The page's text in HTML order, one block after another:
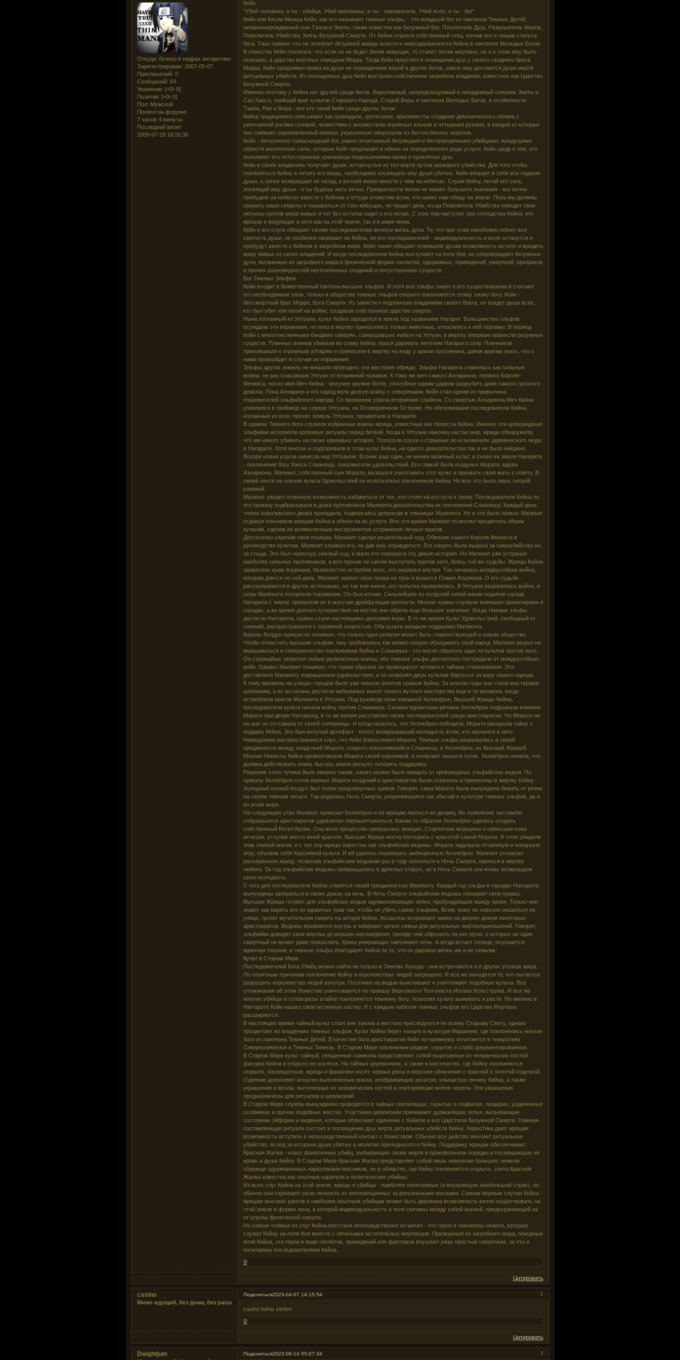
Откуда: бункер в недрах антарктики
Зарегистрирован: 2007-05-07
Приглашений: 0
Сообщений: 64
Уважение: [+0/-0]
Позитив: [+0/-0]
Пол: Мужской
Провел на форуме:
7 часов 4 минуты
Последний визит:
2009-07-29 18:26:36
Кейн
"Убей человека, и ты - убийца. Убей миллионы, и ты - завоеватель. Убей всех, и ты - бог"
Кейн или Каэла Менша Кейн, как его называют темные эльфы, - это младший бог из пантеона Темных Детей;
незаконнорожденный сын Таала и Экаты; также известен как Безумный Бог, Похититель Душ, Разрушитель Миров,
Повелитель Убийства, Князь Безумной Смерти. От Кейна отрекся собственный отец, изгнав его и лишив статуса
бога. Таал заявил, что не потерпит безумной жажды власти и невоздержанности Кейна в пантеоне Молодых Богов.
В отместку Кейн поклялся, что если он не будет богом живущих, то станет богом мертвых, но и в этом ему было
отказано, а царство мертвых передали Морру. Тогда Кейн преуспел в похищении душ у своего сводного брата
Морра. Кейн предъявил права на души не огражденные верой в других богов, равно ему достаются души жертв
ритуальных убийств. Из похищенных душ Кейн выстроил собственное загробное владение, известное как Царство
Безумной Смерти.
Именно поэтому у Кейна нет друзей среди богов. Вероломный, непредсказуемый и ненадежный союзник Экаты и
Сил Хаоса, злейший враг культов Старшего Народа, Старой Веры и пантеона Молодых Богов, в особенности
Таала, Рии и Мора - вот кто такой Кейн среди других богов.
Кейна традиционно описывают как громадное, гротескное, приземистое создание демонического облика с
увенчанной рогами головой, челюстями с множеством огромных клыков и четырьмя руками, в каждой из которых
оно сжимает окровавленный кинжал, украшенное ожерельем из бесчисленных черепов.
Кейн - бесконечно сумасшедший бог, равно почитаемый безумцами и беспринципными убийцами, жаждущими
обрести магические силы, которые Кейн предлагает в обмен на определенного рода услуги. Кейн щедр к тем, кто
пополняет его потусторонние хранилища подношениями крови и проклятых душ.
Кейн в своих владениях получает души, исторгнутые из тел жертв путем кровавого убийства. Для того чтобы
поклоняться Кейну и питать его мощь, необходимо посвящать ему души убитых. Кейн вбирает в себя все падшие
души, а затем возвращает их назад, к вечной жизни вместе с ним на небесах. Служи Кейну, питай его силу,
посвящай ему души - и ты будешь жить вечно. Превратности жизни не имеют большого значения - мы вечно
пребудем на небесах вместе с Кейном и оттуда отомстим всем, кто нанес нам обиду на земле. Пока мы должны
хранить наши секреты и скрываться от глаз живущих, но придет день, когда Повелитель Убийства поведет свои
легионы против мира живых и тот без остатка падет к его ногам. С этих пор наступит эра господства Кейна, его
жрецов и верующих в него как на этой земле, так и в мире ином.
Кейн и его слуги обещают своим последователям вечную жизнь духа. То, что при этом неизбежно гибнет вся
святость души, не особенно занимает ни Кейна, ни его последователей - индивидуальность и воля останутся и
пребудут вместе с Кейном в загробном мире. Кейн также обещает отжившим духам возможность мстить и вредить
миру живых из своих владений. И когда последователи Кейна выступают на поле боя, их сопровождают безумные
духи, вызванные из загробного мира в физической форме скелетов, одержимых, привидений, умертвий, призраков
и прочих разновидностей неупокоенных созданий и потусторонних существ.
Бог Темных Эльфов
Кейн входит в божественный пантеон высших эльфов. И хотя все эльфы знают о его существовании и считают
его необходимым злом, только в обществе темных эльфов открыто поклоняются этому злому богу. Кейн -
бессмертный брат Морра, Бога Смерти. Из зависти к подземным владениям своего брата, он крадет души всех,
кто был убит или погиб на войне, создавая собственное царство смерти.
Ныне изгнанный из Ултуана, культ Кейна зародился в земле под названием Нагарит. Большинство эльфов
осуждали эти верования, но пока в жертву приносились только животные, относились к ней терпимо. В период
войн с многочисленными бандами северян, совершавших набеги на Ултуан, в жертву впервые принесли разумных
существ. Пленных воинов убивали во славу Кейна, прося даровать жителям Нагарита силу. Пленников
приковывали к огромным алтарям и приносили в жертву на виду у армии противника, давая врагам знать, что с
ними произойдет в случае их поражения.
Эльфы других земель не мешали проводить эти жестокие обряды. Эльфы Нагарита славились как сильные
воины, не раз спасавшие Ултуан от вторжений чужаков. К тому же меч самого Аэнариона, первого Короля-
Феникса, носил имя Меч Кейна - могучее оружие богов, способное одним ударом разрубить даже самого грозного
демона. Пока Аэнарион и его народ вели долгую войну с северянами, Кейн стал одним из привычных
покровителей эльфийского народа. Со временем угроза вторжения слабела. Со смертью Аэнариона Меч Кейна
упокоился в гробнице на севере Ултуана, на Оскверненном Острове. Но обезумевшие последователи Кейна,
изгнанные из всех прочих земель Ултуана, процветали в Нагарите.
В храмах Темного бога служили избранные воины-жрицы, известные как Невесты Кейна. Именно эти кровожадные
эльфийки исполняли кровавые ритуалы перед битвой. Когда в Ултуане наконец настал мир, жрицы обнаружили,
что им некого убивать на своих кровавых алтарях. Поползли слухи о странных исчезновениях деревенского люда
в Нагарите. Хотя многие и подозревали в этом культ Кейна, ни одного доказательства так и не было найдено.
Вскоре новая угроза нависла над Ултуаном. Возник еще один, не менее мрачный культ, и снова на земле Нагарита
- поклонение богу Хаоса Слаанешу, покровителю удовольствий. Его главой была колдунья Морати, вдова
Аэнариона. Малекит, собственный сын Морати, вызвался уничтожить этот культ и призвать свою мать к ответу. В
своей охоте на членов культа Удовольствий он использовал поклонников Кейна. Но все это было лишь хитрой
уловкой.
Малекит увидел отличную возможность избавиться от тех, кто стоял на его пути к трону. Последователи Кейна по
его приказу подбрасывали в дома противников Малекита доказательства их поклонения Слаанешу. Каждый день
члены королевского двора пропадали, подвергаясь допросам в темницах Малекита. Но и это было ложью. Малекит
отдавал пленников жрицам Кейна в обмен на их услуги. Все это время Малекит позволял процветать обоим
культам, сделав их великолепным инструментом устранения личных врагов.
Достаточно укрепив свои позиции, Малекит сделал решительный ход. Обвинив самого Короля-Феникса в
руководстве культом, Малекит отравил его, не дав ему оправдаться. Его смерть была выдана за самоубийство из-
за стыда. Это был чересчур смелый ход, и мало кто поверил в эту дикую историю. Но Малекит уже устранил
наиболее сильных противников, а все прочие не смели выступать против него, боясь той же судьбы. Жрицы Кейна
захватили храм Азуриана, безжалостно истребив всех, кто оказался внутри. Так началась междоусобная война,
которая длится по сей день. Малекит заявил свои права на трон и вошел в Пламя Азуриана. О его судьбе
рассказывается в других источниках, но так или иначе, его попытка провалилась. В Ултуане разразилась война, и
силы Малекита потерпели поражение. Он был изгнан. Сильнейшие из колдуний силой магии подняли города
Нагарита с земли, превратив их в могучие дрейфующие крепости. Многие храмы служили важными ориентирами в
городах, а во время долгого путешествия на восток они обрели еще большее значение. Когда темные эльфы
достигли Наггарота, храмы стали настоящими центрами веры. В то же время Культ Удовольствий, свободный от
гонений, распространился с огромной скоростью. Оба культа жаждали поддержки Малекита.
Король-Колдун прекрасно понимал, что только одна религия может быть главенствующей в новом обществе.
Чтобы отомстить высшим эльфам, ему требовалось как можно скорее объединить свой народ. Малекит решил не
вмешиваться в соперничество поклонников Кейна и Слаанеша - это могло обратить один из культов против него.
Он строжайше запретил любые религиозные воины, ибо темные эльфы достаточно пострадали от междоусобных
войн. Однако Малекит понимал, что таким образом он провоцирует интриги и тайные столкновения. Это
доставляло Малекиту извращенное удовольствие, и он позволял двум культам бороться за веру своего народа.
К тому времени на улицах городов было уже немало агентов храмов Кейна. За многие годы они стали мастерами
шпионажа, а их ассасины достигли небывалых высот своего жуткого мастерства еще в те времена, когда
истребляли врагов Малекита в Ултуане. Под руководством коварной Хеллеброн, Высшей Жрицы Кейна,
последователи культа начали войну против Слаанеша. Своими ядовитыми речами Хеллеброн подрывала влияние
Морати при дворе Наггаронд, в то же время расставляя своих последователей среди аристократии. Но Морати ни
на шаг не отставала от своей соперницы. И когда казалось, что Хеллеброн победила, Морати раскрыла тайну о
подарке Кейна. Это был могучий артефакт - котел, возвращавший молодость всем, кто окунался в него.
Немедленно распространился слух, что Кейн благословил Морати. Темные эльфы разрывались в своей
преданности между колдуньей Морати, открыто поклонявшейся Слаанешу, и Хеллеброн, их Высшей Жрицей.
Многие Невесты Кейна провозгласили Морати своей королевой, и конфликт зашел в тупик. Хеллеброн поняла, что
должна действовать очень быстро, иначе рискует потерять поддержку.
Решение этого тупика было именно таким, какого можно было ожидать от кровожадных эльфийских ведьм. По
приказу Хеллеброн сотни верных Морати колдуний и аристократов были схвачены и принесены в жертву Кейну.
Холодный ночной воздух был полон предсмертных криков. Говорят, сама Морати была вынуждена бежать от резни
на своем темном пегасе. Так родилась Ночь Смерти, укоренившаяся как обычай в культуре темных эльфов, да и
во всем мире.
На следующее утро Малекит приказал Хеллеброн и ее жрицам явиться во дворец. Их появление заставило
собравшихся аристократов удивленно перешептываться. Каким-то образом Хеллеброн удалось создать
собственный Котел Крови. Она вела процессию прекрасных женщин. Старческие морщины и обвисшая кожа
исчезли, уступив место юной красоте. Высшая Жрица могла поспорить с красотой самой Морати. В этом увидели
знак темной магии, и с тех пор жрицы известны как эльфийские ведьмы. Морати задумала отчаянную и коварную
игру, объявив себя Королевой культа. И ей удалось переиграть амбициозную Хеллеброн. Малекит успокоил
разъяренную жрицу, позволив эльфийским ведьмам раз в году охотиться в Ночь Смерти, принося в жертву
любого. За год эльфийские ведьмы превращались в дряхлых старух, но в Ночь Смерти они вновь возвращали
свою молодость.
С того дня последователи Кейна славятся своей преданностью Малекиту. Каждый год эльфы в городах Наггарота
вынуждены запираться в своих домах на ночь. В Ночь Смерти эльфийские ведьмы покидают свои храмы.
Высшие Жрицы готовят для эльфийских ведьм одурманивающее зелье, пробуждающее жажду крови. Только они
знают, как варить его из ядовитых трав так, чтобы не убить самих эльфиек. Всем, кому не повезло оказаться на
улице, грозит мучительная смерть на алтаре Кейна. Ассасины вскрывают замки на дверях домов некоторых
аристократов. Ведьмы врываются внутрь и забирают целые семьи для ритуальных жертвоприношений. Говорят,
эльфийки доводят свои жертвы до вершин наслаждения, прежде чем обрушить на них муки, о которых ни один
смертный не может даже помыслить. Крики умирающих наполняют ночь. А когда встает солнце, опускается
мрачная тишина, и темные эльфы благодарят Кейна за то, что он даровал жизнь им и их семьям.
Культ в Старом Мире
Последователей Бога Убийц можно найти не только в Землях Холода - они встречаются и в других уголках мира.
По понятным причинам поклонение Кейну в королевствах людей запрещено. И все же находятся те, кто пытается
разрушить королевства людей изнутри. Охотники на ведьм выискивают и уничтожают подобные культы. Все
упоминания об этом божестве уничтожаются по приказу Верховного Теогониста Иогана Хельструма. И все же
многие убийцы и головорезы втайне поклоняются темному богу, позволяя культу выживать и расти. Но именно в
Наггароте Кейн нашел свою истинную паству. И с каждым набегом темных эльфов его Царство Мертвых
расширяется.
В настоящее время тайный культ стоит вне закона и жестоко преследуется по всему Старому Свету, однако
процветает во владениях темных эльфов. Культ Кейна берет начало в культуре Фараонии, где поклонялись многие
боги из пантеона Темных Детей. В качестве бога аристократии Кейн по-прежнему почитается в теократиях
Скверноземелья и Темных Земель. В Старом Мире поклонение редкое, скрытое и слабо документированное.
В Старом Мире культ тайный, священные символы представляют собой вырезанные из человеческих костей
фигурки Кейна и открыто не носятся. На тайных церемониях, а также в местностях, где Кейну поклоняются
открыто, посвященные, жрецы и фанатики носят черные рясы и верхнее облачение с красной и золотой отделкой.
Одеяние дополняют искусно выполненные маски, изображающие рогатую, клыкастую личину Кейна, а также
украшения и жезлы, выточенные из человеческих костей и повторяющие мотив черепа. Эти украшения
предназначены для ритуалов и церемоний.
В Старом Мире службы вынужденно проводятся в тайных святилищах, скрытых в подвалах, пещерах, уединенных
особняках и прочих подобных местах. Участники церемонии принимают дурманящие зелья, вызывающие
состояние эйфории и видения, которые облегчают единение с Кейном и его Царством Безумной Смерти. Главная
составляющая ритуала состоит в посвящении душ жертв ритуальных убийств Кейну. Наркотики дают жрецам
возможность вступить в непосредственный контакт с божеством. Обычно все действо венчает ритуальное
убийство, вслед за которым души убитых в молитве преподносятся Кейну. Поддержку жрецам обеспечивает
Красная Жатва - класс фанатичных убийц, выбирающих своих жертв в произвольном порядке и посвящающих их
кровь и души Кейну. В Старом Мире Красная Жатва представляет собой лишь немногим большее, нежели
сборище одурманенных наркотиками мясников, но в областях, где Кейну поклоняются открыто, элита Красной
Жатвы известна как опытные каратели и политические убийцы.
Из всех слуг Кейна на этой земле, жрецы и убийцы - наиболее почитаемые (и внушающие наибольший страх), но
обычно они скрывают свою личность от непосвященных за ритуальными масками. Самым верным слугам Кейна -
жрецам высоких рангов и наиболее опытным убийцам может быть дарована возможность вечно существовать на
этой земле в форме лича, в которой индивидуальность и тело связаны между собой магией, предохраняющей их
от угрозы физической смерти.
Но самые чтимые из слуг Кейна восстали непосредственно из могил - это герои и чемпионы нежити, которые
служат Кейну на поле боя вместе с легионами мстительных мертвецов. Призванные из загробного мира, покорные
воле Кейна, эти герои в виде скелетов, приведений или фантомов внушают ужас простым смертным, за что и
почитаемы последователями Кейна.
0
Цитировать
Поделиться 2
2023-04-07 14:15:54
casino
Мимо идущий, без дома, без расы
casino bahis siteleri
0
Цитировать
Поделиться 3
2023-06-14 05:07:34
Dwightjum